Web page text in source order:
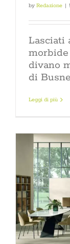
by Redazione |
Lasciati
divano
di
Leggi di più